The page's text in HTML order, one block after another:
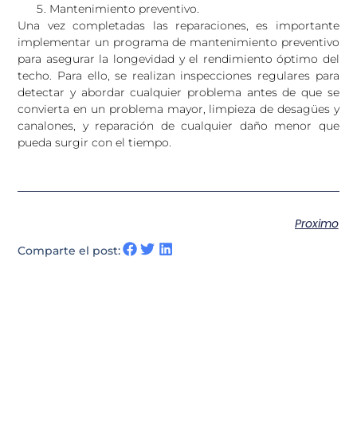
Mantenimiento preventivo.
Una vez completadas las reparaciones, es importante
implementar un programa de mantenimiento preventivo
para asegurar la longevidad y el rendimiento óptimo del
techo. Para ello, se realizan inspecciones regulares para
detectar y abordar cualquier problema antes de que se
convierta en un problema mayor, limpieza de desagües y
canalones, y reparación de cualquier daño menor que
pueda surgir con el tiempo.
Proximo
Comparte el post: